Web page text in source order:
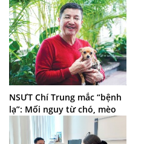
NSƯT Chí Trung mắc “bệnh
lạ”: Mối nguy từ chó, mèo